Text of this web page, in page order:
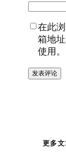
在此
箱地
使用。
更多